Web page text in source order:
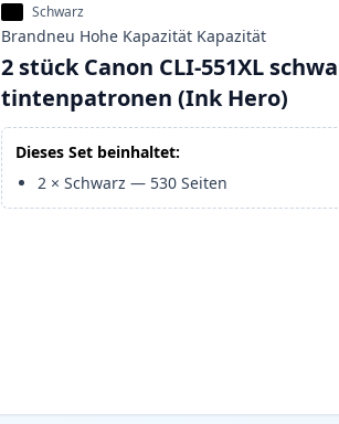
Schwarz
Brandneu Hohe Kapazität Kapazität
2 stück Canon CLI-551XL
tintenpatronen (Ink Hero)
Dieses Set beinhaltet:
2 ×Schwarz — 530 Seiten